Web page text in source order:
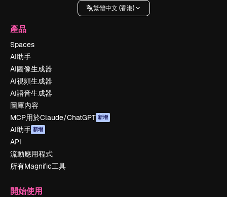
繁體中文 (香港)
產品
Spaces
AI助手
AI圖像生成器
AI視頻生成器
AI語音生成器
圖庫內容
MCP用於Claude/ChatGPT 新增
AI助手 新增
API
流動應用程式
所有Magnific工具
開始使用